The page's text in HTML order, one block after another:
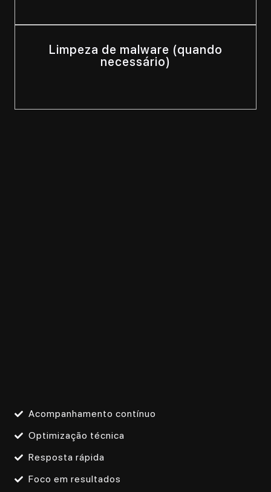
Limpeza de malware (quando
necessário)
Acompanhamento contínuo
Optimização técnica
Resposta rápida
Foco em resultados